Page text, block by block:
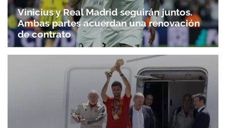
Vinicius y Real Madrid seguirán juntos.
Ambas partes acuerdan una renovación
de contrato